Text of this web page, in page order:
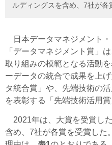
ルディングスを含め、7社が各
日本データマネジメント
「データマネジメント賞」
取り組みの模範となる活動
ーデータの統合で成果を上
タ統合賞」や、先端技術の
を表彰する「先端技術活用
2021年は、大賞を受賞し
含め、7社が各賞を受賞した